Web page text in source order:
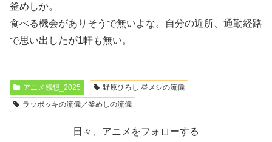
釜めしか。
食べる機会がありそうで無いよな。自分の近所、通勤経路
で思い出したが1軒も無い。
アニメ感想_2025
野原ひろし 昼メシの流儀
ラッポッキの流儀／釜めしの流儀
日々、アニメをフォローする